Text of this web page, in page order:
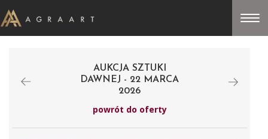
AUKCJA SZTUKI
DAWNEJ - 22 MARCA
2026
powrót do oferty